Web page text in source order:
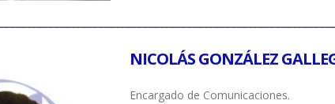
NICOLÁS GONZÁLEZ
Encargado de Comunicaciones.